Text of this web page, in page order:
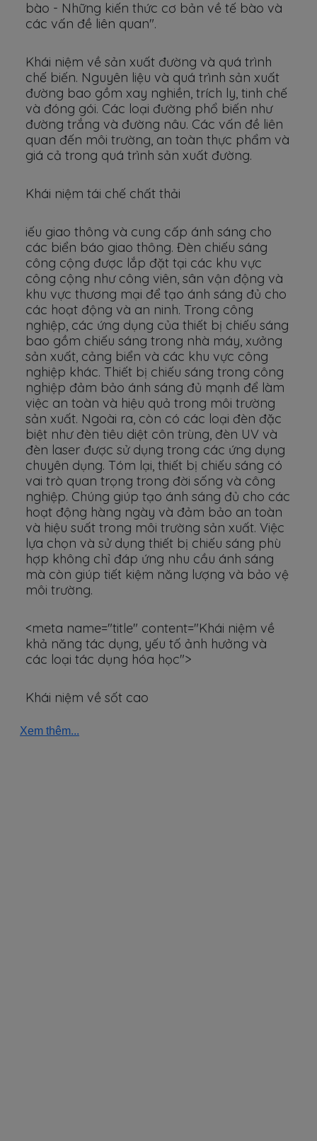
bào - Những kiến thức cơ bản về tế bào và
các vấn đề liên quan".
Khái niệm về sản xuất đường và quá trình
chế biến. Nguyên liệu và quá trình sản xuất
đường bao gồm xay nghiền, trích ly, tinh chế
và đóng gói. Các loại đường phổ biến như
đường trắng và đường nâu. Các vấn đề liên
quan đến môi trường, an toàn thực phẩm và
giá cả trong quá trình sản xuất đường.
Khái niệm tái chế chất thải
iếu giao thông và cung cấp ánh sáng cho
các biển báo giao thông. Đèn chiếu sáng
công cộng được lắp đặt tại các khu vực
công cộng như công viên, sân vận động và
khu vực thương mại để tạo ánh sáng đủ cho
các hoạt động và an ninh. Trong công
nghiệp, các ứng dụng của thiết bị chiếu sáng
bao gồm chiếu sáng trong nhà máy, xưởng
sản xuất, cảng biển và các khu vực công
nghiệp khác. Thiết bị chiếu sáng trong công
nghiệp đảm bảo ánh sáng đủ mạnh để làm
việc an toàn và hiệu quả trong môi trường
sản xuất. Ngoài ra, còn có các loại đèn đặc
biệt như đèn tiêu diệt côn trùng, đèn UV và
đèn laser được sử dụng trong các ứng dụng
chuyên dụng. Tóm lại, thiết bị chiếu sáng có
vai trò quan trọng trong đời sống và công
nghiệp. Chúng giúp tạo ánh sáng đủ cho các
hoạt động hàng ngày và đảm bảo an toàn
và hiệu suất trong môi trường sản xuất. Việc
lựa chọn và sử dụng thiết bị chiếu sáng phù
hợp không chỉ đáp ứng nhu cầu ánh sáng
mà còn giúp tiết kiệm năng lượng và bảo vệ
môi trường.
<meta name="title" content="Khái niệm về
khả năng tác dụng, yếu tố ảnh hưởng và
các loại tác dụng hóa học">
Khái niệm về sốt cao
Xem thêm...